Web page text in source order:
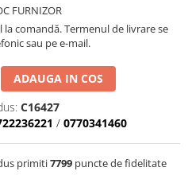
si
FURNIZOR
la comandă. Termenul de livrare se
sau pe e-mail.
ADAUGA IN COS
C16427
/ 0770341460
primiti7799puncte de fidelitate